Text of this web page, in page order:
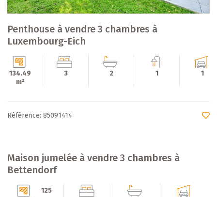
Penthouse à vendre 3 chambres à
Luxembourg-Eich
134.49
m²
3 2 1 1
Référence: 85091414
Maison jumelée à vendre 3 chambres à
Bettendorf
125